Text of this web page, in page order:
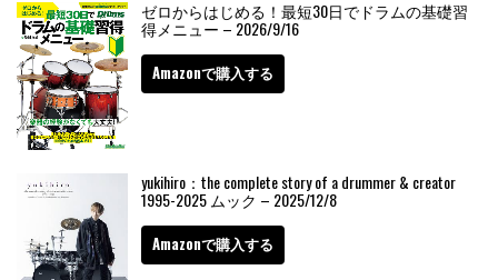
ゼロからはじめる！最短30日でドラムの基礎習
得メニュー – 2026/9/16
Amazonで購入する
yukihiro：the complete story of a drummer & creator
1995-2025 ムック – 2025/12/8
Amazonで購入する